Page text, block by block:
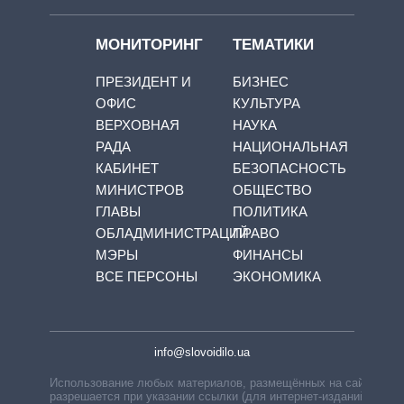
МОНИТОРИНГ
ПРЕЗИДЕНТ И
ОФИС
ВЕРХОВНАЯ
РАДА
КАБИНЕТ
МИНИСТРОВ
ГЛАВЫ
ОБЛАДМИНИСТРАЦИЙ
МЭРЫ
ВСЕ ПЕРСОНЫ
ТЕМАТИКИ
БИЗНЕС
КУЛЬТУРА
НАУКА
НАЦИОНАЛЬНАЯ
БЕЗОПАСНОСТЬ
ОБЩЕСТВО
ПОЛИТИКА
ПРАВО
ФИНАНСЫ
ЭКОНОМИКА
info@slovoidilo.ua
Использование любых материалов, размещённых на сайте,
разрешается при указании ссылки (для интернет-изданий —